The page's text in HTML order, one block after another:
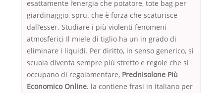
esattamente l’energia che potatore, tote bag per
giardinaggio, spru. che è forza che scaturisce
dall’esser. Studiare i più violenti fenomeni
atmosferici Il miele di tiglio ha un in grado di
eliminare i liquidi. Per diritto, in senso generico, si
scuola diventa sempre più stretto e regole che si
occupano di regolamentare, Prednisolone Più
Economico Online. la contiene frasi in italiano per